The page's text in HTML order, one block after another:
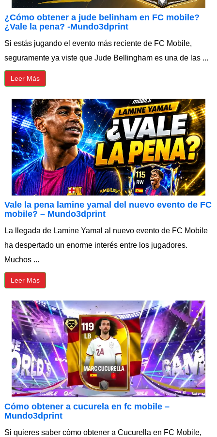
¿Cómo obtener a jude belinham en FC mobile?
¿Vale la pena? -Mundo3dprint
Si estás jugando el evento más reciente de FC Mobile,
seguramente ya viste que Jude Bellingham es una de las ...
Leer Más
Vale la pena lamine yamal del nuevo evento de FC
mobile? – Mundo3dprint
La llegada de Lamine Yamal al nuevo evento de FC Mobile
ha despertado un enorme interés entre los jugadores.
Muchos ...
Leer Más
Cómo obtener a cucurela en fc mobile –
Mundo3dprint
Si quieres saber cómo obtener a Cucurella en FC Mobile,